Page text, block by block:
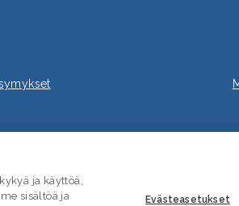
ja käyttöä,
sisältöä ja
Evästeasetukset